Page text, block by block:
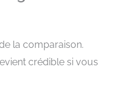
la comparaison.
crédible si vous